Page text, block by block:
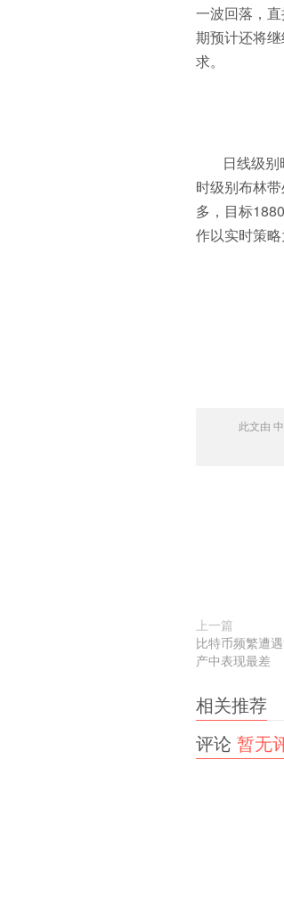
一波回落，
期预计还将
求。
日线级
时级别布林
多，目标
作以实时策略
此文由
上一篇
比特币频繁遭
产中表现最差
相关推荐
评论 暂无